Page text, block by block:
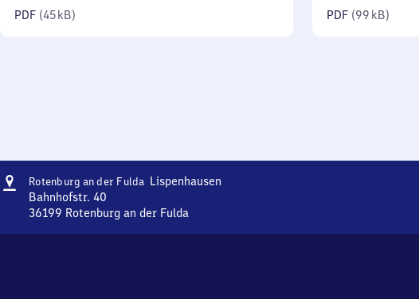
PDF (45 kB) PDF (99 kB)
Adresse
Rotenburg an der Fulda LispenhausenRotenburg
Bahnhofstr. 40
36199 Rotenburg an der Fulda